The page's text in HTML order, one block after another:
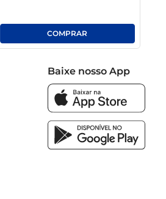
Baixe nosso App